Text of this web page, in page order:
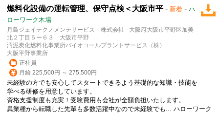
燃料化設備の運転管理、保守点検＜大阪市平 - 新着 - ハ
ローワーク木場
月島ジェイテクノメンテサービス 株式会社 - 大阪府大阪市平野区加美
北２丁目５ー６３ 大阪市平野
汚泥炭化燃料化事業所バイオコールプラントサービス（株）
大阪平野事業所
正社員
月給 225,500円 ～ 275,500円
未経験の方でも安心してスタートできるよう基礎的な知識・技能を
学べる研修を用意しています。
資格支援制度も充実！受験費用も会社が全額負担いたします。
異業種から転職した先輩も多数活躍中なので未経験でも... ハローワーク